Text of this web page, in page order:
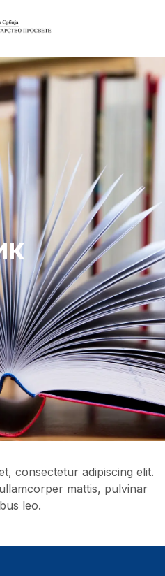
consectetur adipiscing elit.
mattis, pulvinar
leo.